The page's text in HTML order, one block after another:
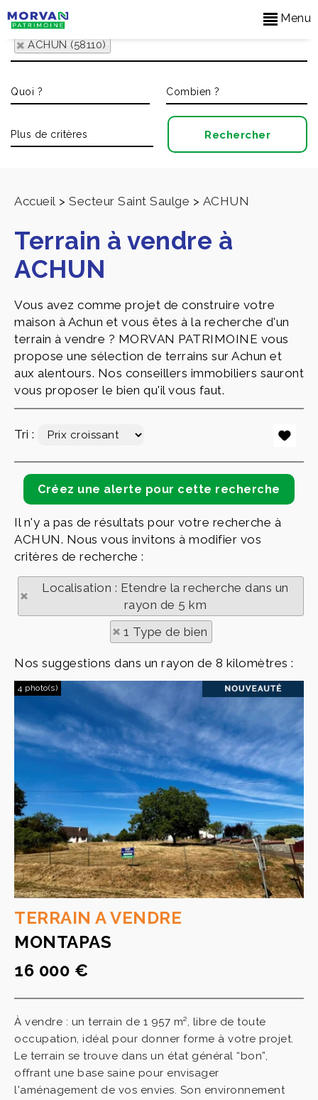
Menu
ACHUN (58110)
Accueil > Secteur Saint Saulge > ACHUN
Terrain à vendre à
ACHUN
Vous avez comme projet de construire votre
maison à Achun et vous êtes à la recherche d'un
terrain à vendre ? MORVAN PATRIMOINE vous
propose une sélection de terrains sur Achun et
aux alentours. Nos conseillers immobiliers sauront
vous proposer le bien qu'il vous faut.
Tri :
Il n'y a pas de résultats pour votre recherche à
ACHUN. Nous vous invitons à modifier vos
critères de recherche :
Localisation : Etendre la recherche dans un
rayon de 5 km
1 Type de bien
Nos suggestions dans un rayon de 8 kilomètres :
4 photo(s)
TERRAIN A VENDRE
MONTAPAS
16 000 €
À vendre : un terrain de 1 957 m², libre de toute
occupation, idéal pour donner forme à votre projet.
Le terrain se trouve dans un état général “bon”,
offrant une base saine pour envisager
l'aménagement de vos envies. Son environnement